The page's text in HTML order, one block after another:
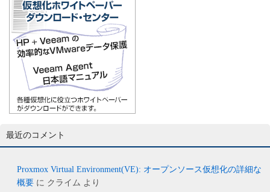
最近のコメント
Proxmox Virtual Environment(VE): オープンソース仮想化の詳細な
概要 に クライム より